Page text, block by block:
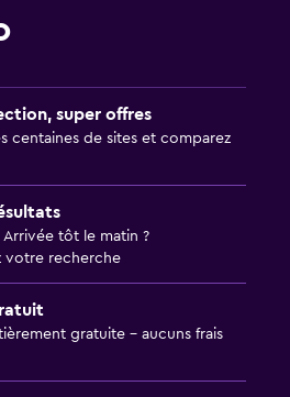
super offres
centaines de sites et comparez
Arrivée tôt le matin ?
votre recherche
gratuite - aucuns frais